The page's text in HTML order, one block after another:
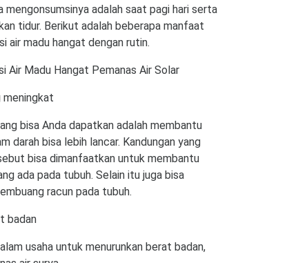
mengonsumsinya adalah saat pagi hari serta
tidur. Berikut adalah beberapa manfaat
air madu hangat dengan rutin.
Air Madu Hangat Pemanas Air Solar
meningkat
bisa Anda dapatkan adalah membantu
darah bisa lebih lancar. Kandungan yang
bisa dimanfaatkan untuk membantu
ada pada tubuh. Selain itu juga bisa
racun pada tubuh.
badan
usaha untuk menurunkan berat badan,